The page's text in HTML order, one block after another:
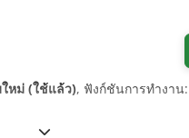
ใหม่ (ใช้แล้ว), ฟังก์ชันการทำงาน: